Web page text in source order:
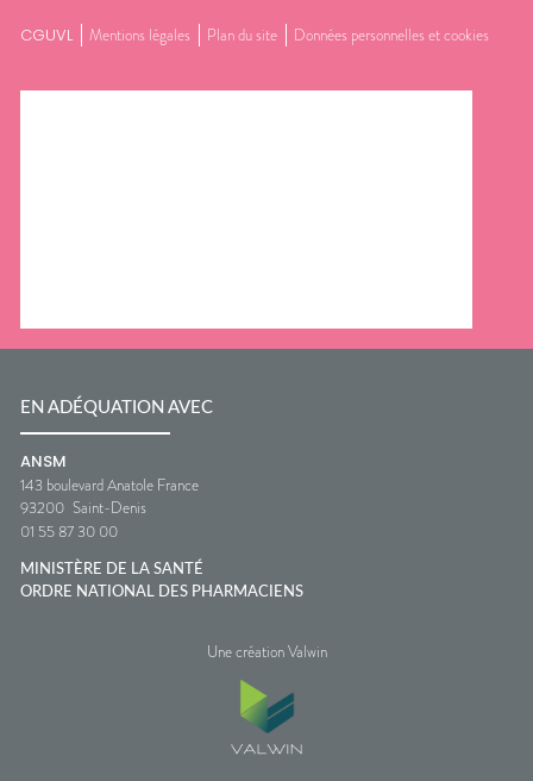
CGUVL Mentions légales Plan du site Données personnelles et cookies
EN ADÉQUATION AVEC
ANSM
143 boulevard Anatole France
93200 Saint-Denis
01 55 87 30 00
MINISTÈRE DE LA SANTÉ
ORDRE NATIONAL DES PHARMACIENS
Une création Valwin